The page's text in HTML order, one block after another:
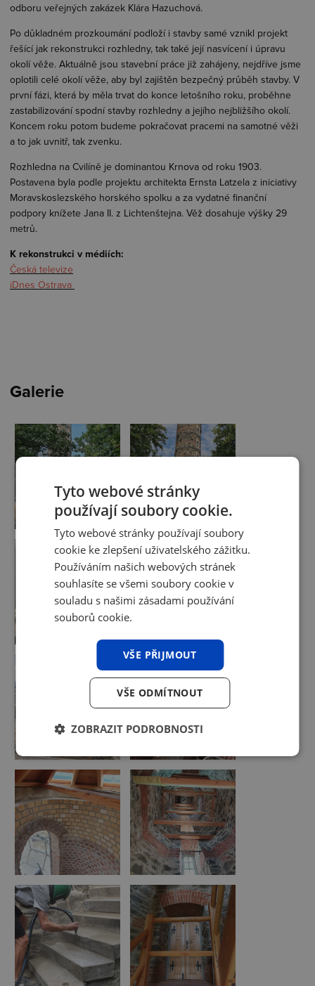
odboru veřejných zakázek Klára Hazuchová.
Po důkladném prozkoumání podloží i stavby samé vznikl projekt
řešící jak rekonstrukci rozhledny, tak také její nasvícení i úpravu
okolí věže. Aktuálně jsou stavební práce již zahájeny, nejdříve jsme
oplotili celé okolí věže, aby byl zajištěn bezpečný průběh stavby. V
první fázi, která by měla trvat do konce letošního roku, proběhne
zastabilizování spodní stavby rozhledny a jejího nejbližšího okolí.
Koncem roku potom budeme pokračovat pracemi na samotné věži
a to jak uvnitř, tak zvenku.
Rozhledna na Cvilíně je dominantou Krnova od roku 1903.
Postavena byla podle projektu architekta Ernsta Latzela z iniciativy
Moravskoslezského horského spolku a za vydatné finanční
podpory knížete Jana II. z Lichtenštejna. Věž dosahuje výšky 29
metrů.
K rekonstrukci v médiích:
Česká televize
iDnes Ostrava
Galerie
Tyto webové stránky
používají soubory cookie.
Tyto webové stránky používají soubory
cookie ke zlepšení uživatelského zážitku.
Používáním našich webových stránek
souhlasíte se všemi soubory cookie v
souladu s našimi zásadami používání
souborů cookie.
VŠE PŘIJMOUT
VŠE ODMÍTNOUT
ZOBRAZIT PODROBNOSTI